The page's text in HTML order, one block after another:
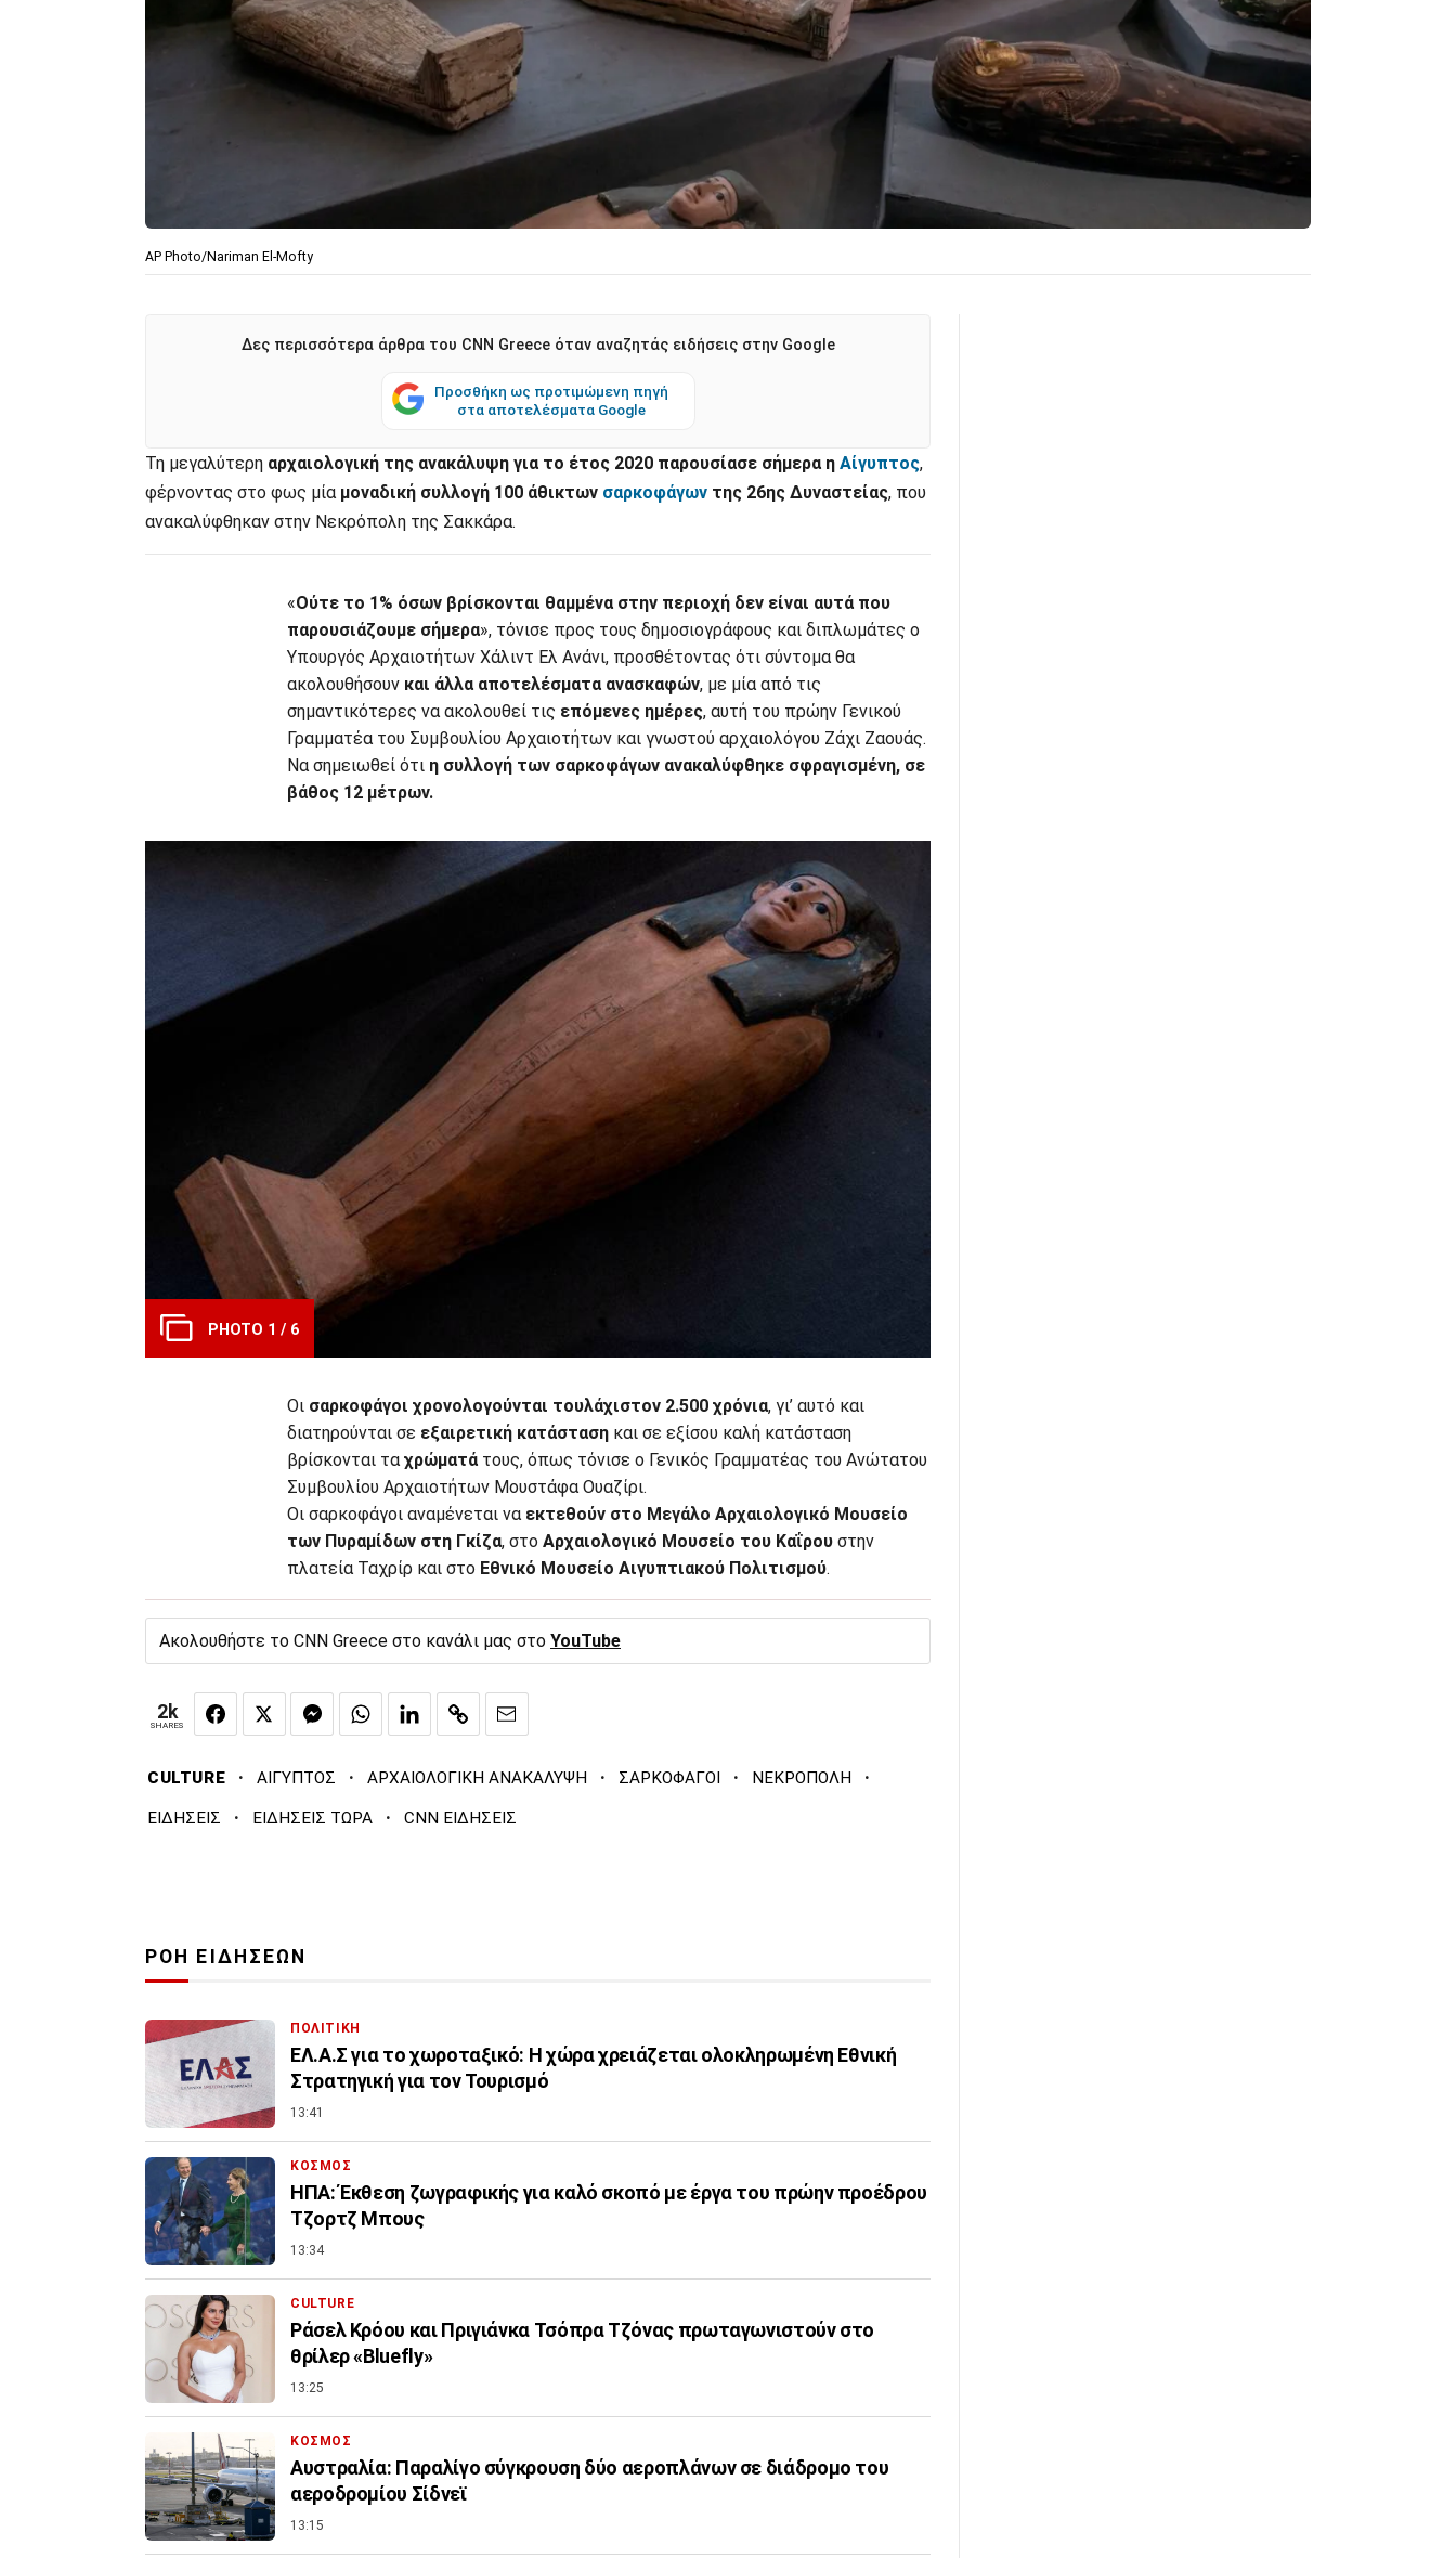
AP Photo/Nariman El-Mofty
Δες περισσότερα άρθρα του CNN Greece όταν αναζητάς ειδήσεις στην Google
Προσθήκη ως προτιμώμενη πηγή
στα αποτελέσματα Google
Τη μεγαλύτερη αρχαιολογική της ανακάλυψη για το έτος 2020 παρουσίασε σήμερα η Αίγυπτος,
φέρνοντας στο φως μία μοναδική συλλογή 100 άθικτων σαρκοφάγων της 26ης Δυναστείας, που
ανακαλύφθηκαν στην Νεκρόπολη της Σακκάρα.
«Ούτε το 1% όσων βρίσκονται θαμμένα στην περιοχή δεν είναι αυτά που
παρουσιάζουμε σήμερα», τόνισε προς τους δημοσιογράφους και διπλωμάτες ο
Υπουργός Αρχαιοτήτων Χάλιντ Ελ Ανάνι, προσθέτοντας ότι σύντομα θα
ακολουθήσουν και άλλα αποτελέσματα ανασκαφών, με μία από τις
σημαντικότερες να ακολουθεί τις επόμενες ημέρες, αυτή του πρώην Γενικού
Γραμματέα του Συμβουλίου Αρχαιοτήτων και γνωστού αρχαιολόγου Ζάχι Ζαουάς.
Να σημειωθεί ότι η συλλογή των σαρκοφάγων ανακαλύφθηκε σφραγισμένη, σε
βάθος 12 μέτρων.
PHOTO 1 / 6
Οι σαρκοφάγοι χρονολογούνται τουλάχιστον 2.500 χρόνια, γι’ αυτό και
διατηρούνται σε εξαιρετική κατάστασηκαι σε εξίσου καλή κατάσταση
βρίσκονται τα χρώματάτους, όπως τόνισε ο Γενικός Γραμματέας του Ανώτατου
Συμβουλίου Αρχαιοτήτων Μουστάφα Ουαζίρι.
Οι σαρκοφάγοι αναμένεται να εκτεθούν στο Μεγάλο Αρχαιολογικό Μουσείο
των Πυραμίδων στη Γκίζα, στο Αρχαιολογικό Μουσείο του Καΐρουστην
πλατεία Ταχρίρ και στο Εθνικό Μουσείο Αιγυπτιακού Πολιτισμού.
Ακολουθήστε το CNN Greece στο κανάλι μας στο YouTube
2k
SHARES
CULTURE · ΑΙΓΥΠΤΟΣ · ΑΡΧΑΙΟΛΟΓΙΚΗ ΑΝΑΚΑΛΥΨΗ · ΣΑΡΚΟΦΑΓΟΙ · ΝΕΚΡΟΠΟΛΗ ·
ΕΙΔΗΣΕΙΣ · ΕΙΔΗΣΕΙΣ ΤΩΡΑ · CNN ΕΙΔΗΣΕΙΣ
ΡΟΗ ΕΙΔΗΣΕΩΝ
ΠΟΛΙΤΙΚΗ
ΕΛ.Α.Σ για το χωροταξικό: Η χώρα χρειάζεται ολοκληρωμένη Εθνική
Στρατηγική για τον Τουρισμό
13:41
ΚΟΣΜΟΣ
ΗΠΑ: Έκθεση ζωγραφικής για καλό σκοπό με έργα του πρώην προέδρου
Τζορτζ Μπους
13:34
CULTURE
Ράσελ Κρόου και Πριγιάνκα Τσόπρα Τζόνας πρωταγωνιστούν στο
θρίλερ «Bluefly»
13:25
ΚΟΣΜΟΣ
Αυστραλία: Παραλίγο σύγκρουση δύο αεροπλάνων σε διάδρομο του
αεροδρομίου Σίδνεϊ
13:15